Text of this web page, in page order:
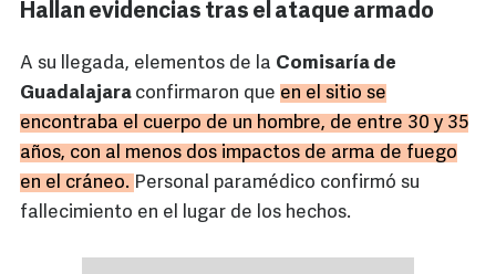
Hallan evidencias tras el ataque armado
A su llegada, elementos de la Comisaría de
Guadalajara confirmaron que en el sitio se
encontraba el cuerpo de un hombre, de entre 30 y 35
años, con al menos dos impactos de arma de fuego
en el cráneo. Personal paramédico confirmó su
fallecimiento en el lugar de los hechos.